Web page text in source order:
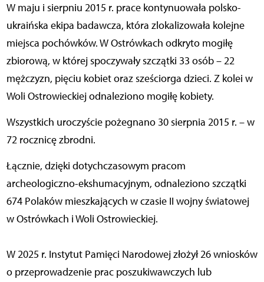
W maju i sierpniu 2015 r. prace kontynuowała polsko-
ukraińska ekipa badawcza, która zlokalizowała kolejne
miejsca pochówków. W Ostrówkach odkryto mogiłę
zbiorową, w której spoczywały szczątki 33 osób – 22
mężczyzn, pięciu kobiet oraz sześciorga dzieci. Z kolei w
Woli Ostrowieckiej odnaleziono mogiłę kobiety.
Wszystkich uroczyście pożegnano 30 sierpnia 2015 r. – w
72 rocznicę zbrodni.
Łącznie, dzięki dotychczasowym pracom
archeologiczno-ekshumacyjnym, odnaleziono szczątki
674 Polaków mieszkających w czasie II wojny światowej
w Ostrówkach i Woli Ostrowieckiej.
W 2025 r. Instytut Pamięci Narodowej złożył 26 wniosków
o przeprowadzenie prac poszukiwawczych lub